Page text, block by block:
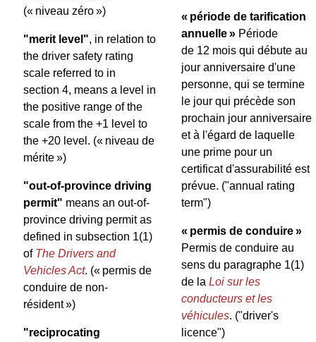
(« niveau zéro »)
"merit level", in relation to
the driver safety rating
scale referred to in
section 4, means a level in
the positive range of the
scale from the +1 level to
the +20 level. (« niveau de
mérite »)
"out-of-province driving
permit" means an out-of-
province driving permit as
defined in subsection 1(1)
of The Drivers and
Vehicles Act. (« permis de
conduire de non-
résident »)
"reciprocating
« période de tarification
annuelle » Période
de 12 mois qui débute au
jour anniversaire d'une
personne, qui se termine
le jour qui précède son
prochain jour anniversaire
et à l'égard de laquelle
une prime pour un
certificat d'assurabilité est
prévue. ("annual rating
term")
« permis de conduire »
Permis de conduire au
sens du paragraphe 1(1)
de la Loi sur les
conducteurs et les
véhicules. ("driver's
licence")